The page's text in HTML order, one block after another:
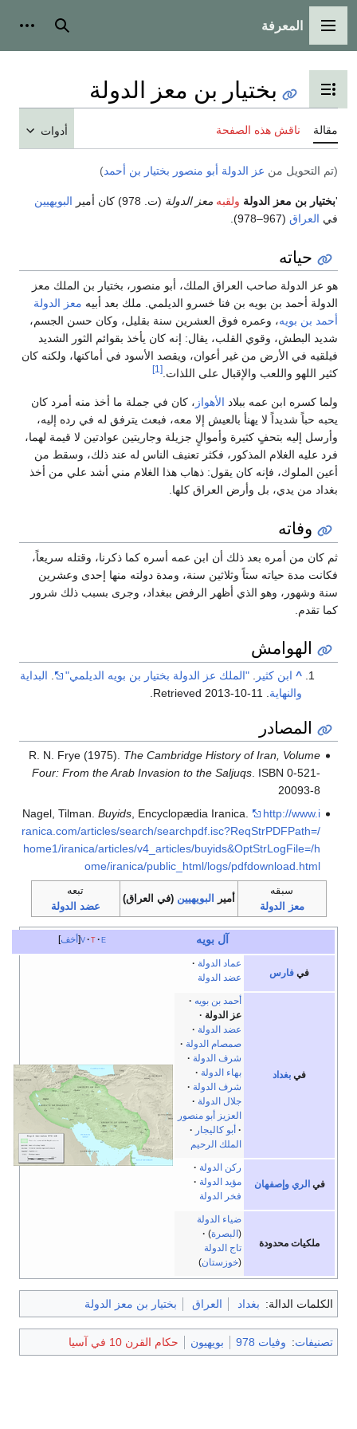
القائمة الرئيسية
المعرفة بحث
تبديل عرض جدول المحتويات
بختيار بن معز الدولة
مقالة ناقش هذه الصفحة أدوات
(تم التحويل من عز الدولة أبو منصور بختيار بن أحمد)
'بختيار بن معز الدولة ولقبه معز الدولة (ت. 978) كان أمير
البويهيين
في العراق (967–978).
حياته
هو عز الدولة صاحب العراق الملك، أبو منصور، بختيار بن الملك معز
الدولة أحمد بن بويه بن فنا خسرو الديلمي. ملك بعد أبيه معز الدولة
أحمد بن بويه، وعمره فوق العشرين سنة بقليل، وكان حسن الجسم،
شديد البطش، وقوي القلب، يقال‏:‏ إنه كان يأخذ بقوائم الثور الشديد
فيلقيه في الأرض من غير أعوان، ويقصد الأسود في أماكنها، ولكنه كان
كثير اللهو واللعب والإقبال على اللذات‏.‏[1]
ولما كسره ابن عمه ببلاد الأهواز ، كان في جملة ما أخذ منه أمرد كان
يحبه حباً شديداً لا يهنأ بالعيش إلا معه، فبعث يترفق له في رده إليه،
وأرسل إليه بتحفٍ كثيرة وأموالٍ جزيلة وجاريتين عوادتين لا قيمة لهما،
فرد عليه الغلام المذكور، فكثر تعنيف الناس له عند ذلك، وسقط من
أعين الملوك، فإنه كان يقول‏:‏ ذهاب هذا الغلام مني أشد علي من أخذ
بغداد من يدي، بل وأرض العراق كلها‏.‏ ‏
وفاته
ثم كان من أمره بعد ذلك أن ابن عمه أسره كما ذكرنا، وقتله سريعاً،
فكانت مدة حياته ستاً وثلاثين سنة، ومدة دولته منها إحدى وعشرين
سنة وشهور، وهو الذي أظهر الرفض ببغداد، وجرى بسبب ذلك شرور
كما تقدم‏.‏
الهوامش
^ ابن كثير . "الملك عز الدولة بختيار بن بويه الديلمي" . البداية
والنهاية. Retrieved
2013-10-11
.
المصادر
R. N. Frye (1975). The Cambridge History of Iran, Volume
Four: From the Arab Invasion to the Saljuqs. ISBN 0-521-
20093-8
Nagel, Tilman. Buyids, Encyclopædia Iranica.
http://www.i
ranica.com/articles/search/searchpdf.isc?ReqStrPDFPath=/
home1/iranica/articles/v4_articles/buyids&OptStrLogFile=/h
ome/iranica/public_html/logs/pdfdownload.html
سبقه
معز الدولة
أمير البويهيين (في العراق)
تبعه
عضد الدولة
أخف v t e آل بويه
في فارس
عماد الدولة
عضد الدولة
في بغداد
أحمد بن بويه
عز الدولة
عضد الدولة
صمصام الدولة
شرف الدولة
بهاء الدولة
شرف الدولة
جلال الدولة
العزيز أبو منصور
أبو كاليجار
الملك الرحيم
فيالري وإصفهان
ركن الدولة
مؤيد الدولة
فخر الدولة
ملكيات محدودة
ضياء الدولة
( البصرة)
تاج الدولة
(خوزستان)
الكلمات الدالة: بغداد العراق بختيار بن معز الدولة
تصنيفات: وفيات 978 بويهيون حكام القرن 10 في آسيا